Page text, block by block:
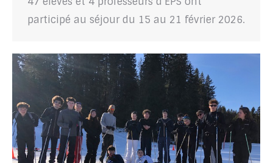
participé au séjour du 15 au 21 février 2026.